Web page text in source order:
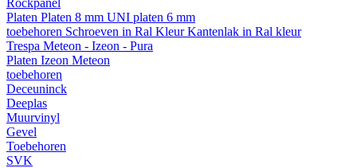
Rockpanel
Platen Platen 8 mm UNI platen 6 mm
toebehoren Schroeven in Ral KleurKantenlak in Ral kleur
Trespa Meteon - Izeon - Pura
Platen Izeon Meteon
toebehoren
Deceuninck
Deeplas
Muurvinyl
Gevel
Toebehoren
SVK